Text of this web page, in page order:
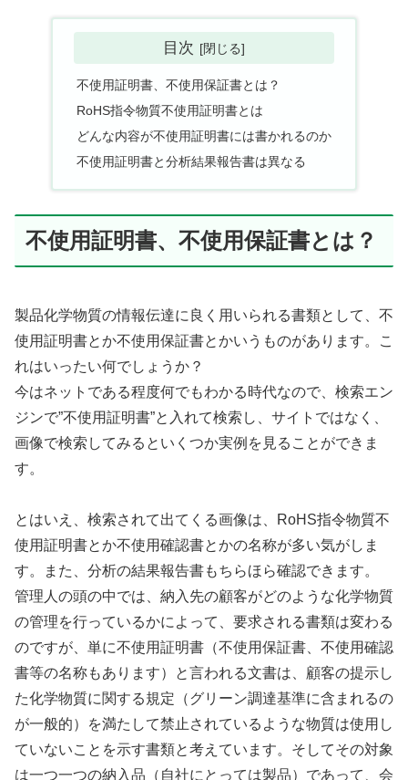
目次
不使用証明書、不使用保証書とは？
RoHS指令物質不使用証明書とは
どんな内容が不使用証明書には書かれるのか
不使用証明書と分析結果報告書は異なる
不使用証明書、不使用保証書とは？
製品化学物質の情報伝達に良く用いられる書類として、不
使用証明書とか不使用保証書とかいうものがあります。こ
れはいったい何でしょうか？
今はネットである程度何でもわかる時代なので、検索エン
ジンで”不使用証明書”と入れて検索し、サイトではなく、
画像で検索してみるといくつか実例を見ることができま
す。
とはいえ、検索されて出てくる画像は、RoHS指令物質不
使用証明書とか不使用確認書とかの名称が多い気がしま
す。また、分析の結果報告書もちらほら確認できます。
管理人の頭の中では、納入先の顧客がどのような化学物質
の管理を行っているかによって、要求される書類は変わる
のですが、単に不使用証明書（不使用保証書、不使用確認
書等の名称もあります）と言われる文書は、顧客の提示し
た化学物質に関する規定（グリーン調達基準に含まれるの
が一般的）を満たして禁止されているような物質は使用し
ていないことを示す書類と考えています。そしてその対象
は一つ一つの納入品（自社にとっては製品）であって、会